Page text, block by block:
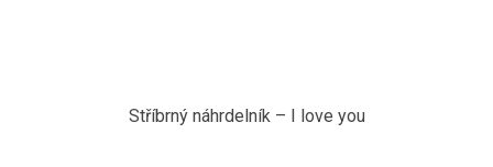
Stříbrný náhrdelník – I love you